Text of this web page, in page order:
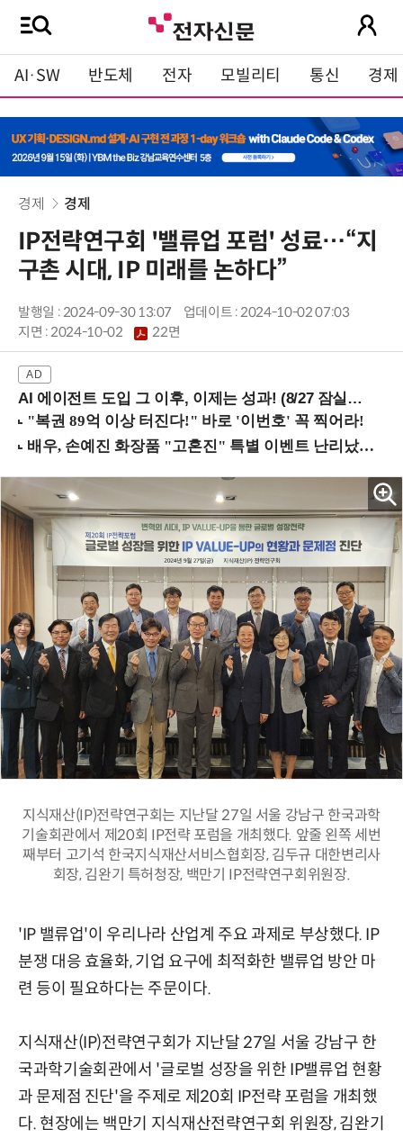
AI·SW 반도체 전자 모빌리티 통신 경제
경제 경제
IP전략연구회 '밸류업 포럼' 성료…“지
구촌 시대, IP 미래를 논하다”
발행일 : 2024-09-30 13:07
업데이트 : 2024-10-02 07:03
지면 :2024-10-02 22면
AI 에이전트 도입 그 이후, 이제는 성과! (8/27 잠실역)
지식재산(IP)전략연구회는 지난달 27일 서울 강남구 한국과학
기술회관에서 제20회 IP전략 포럼을 개최했다. 앞줄 왼쪽 세번
째부터 고기석 한국지식재산서비스협회장, 김두규 대한변리사
회장, 김완기 특허청장, 백만기 IP전략연구회위원장.
'IP 밸류업'이 우리나라 산업계 주요 과제로 부상했다. IP
분쟁 대응 효율화, 기업 요구에 최적화한 밸류업 방안 마
련 등이 필요하다는 주문이다.
지식재산(IP)전략연구회가 지난달 27일 서울 강남구 한
국과학기술회관에서 '글로벌 성장을 위한 IP밸류업 현황
과 문제점 진단'을 주제로 제20회 IP전략 포럼을 개최했
다. 현장에는 백만기 지식재산전략연구회 위원장, 김완기